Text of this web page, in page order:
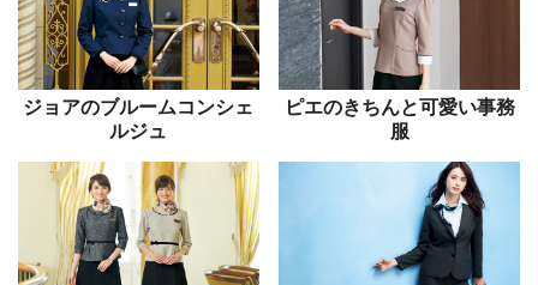
ジョアのブルームコンシェ
ルジュ
ピエのきちんと可愛い事務
服